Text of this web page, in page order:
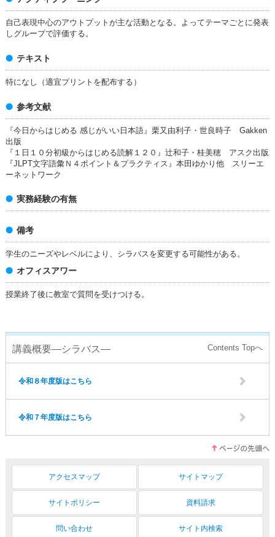
自己表現中心のアウトプットが主な活動となる。よってテーマごとに発表
しグループで評価する。
テキスト
特になし（適宜プリントを配布する）
参考文献
『今日からはじめる 感じがいい日本語』栗又由利子・世良時子 Gakken
出版
『１日１０分初級からはじめる読解１２０』辻和子・桂美穂 アスク出版
『JLPT文字語彙Ｎ４ポイント＆プラクティス』本田ゆかり他 スリーエ
ーネットワーク
実務経験の有無
備考
学生のニーズやレベルにより、シラバスを変更する可能性がある。
オフィスアワー
授業終了後に教室で質問を受けつける。
講義概要―シラバス―
令和８年度版はこちら
令和７年度版はこちら
アクセスマップ サイトマップ
サイトポリシー 資料請求
問い合わせ サイト内検索